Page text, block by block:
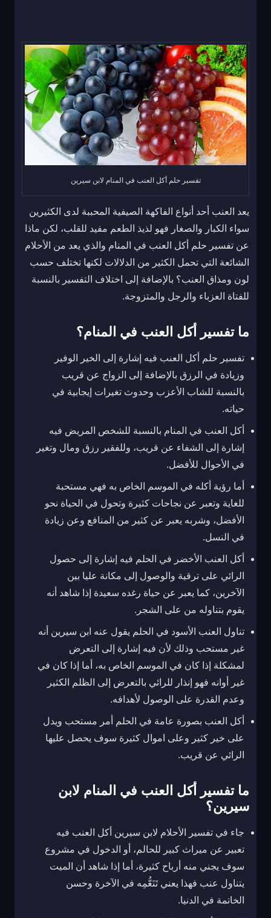
تفسير حلم أكل العنب في المنام لابن سيرين
يعد العنب أحد أنواع الفاكهة الصيفية المحببة لدى الكثيرين
سواء الكبار والصغار فهو لذيذ الطعم مفيد للقلب، لكن ماذا
عن تفسير حلم أكل العنب في المنام والذي يعد من الأحلام
الشائعة التي تحمل الكثير من الدلالات لكنها تختلف حسب
لون ومذاق العنب؟ بالإضافة إلى اختلاف التفسير بالنسبة
للفتاة العزباء والرجل والمتزوجة.
ما تفسير أكل العنب في المنام؟
تفسير حلم أكل العنب فيه إشارة إلى الخير الوفير
وزيادة في الرزق بالإضافة إلى الزواج عن قريب
بالنسبة للشاب الأعزب وحدوث تغيرات إيجابية في
حياته.
أكل العنب في المنام بالنسبة للشخص المريض فيه
إشارة إلى الشفاء عن قريب، وللفقير رزق ومال وتغير
في الأحوال للأفضل.
أما رؤية أكله في الموسم الخاص به فهي مستحبة
للغاية وتعبر عن نجاحات كثيرة وتحول في الحياة نحو
الأفضل، وشربه يعبر عن كثير من المنافع وعن زيادة
في النسل.
أكل العنب الأخضر في الحلم فيه إشارة إلى حصول
الرائي على ترقية والوصول إلى مكانة عليا بين
الآخرين، كما يعبر عن حياة رغده سعيدة إذا شاهد أنه
يقوم بتناوله من على الشجر.
تناول العنب الأسود في الحلم يقول عنه ابن سيرين أنه
غير مستحب وذلك لأن فيه إشارة إلى التعرض
لمشكلة إذا كان في الموسم الخاص به، أما إذا كان في
غير أوانه فهو إنذار للرائي بالتعرض إلى الظلم الكثير
وعدم القدرة على الوصول لأهدافه.
أكل العنب بصورة عامة في الحلم أمر مستحب ويدل
على خير كثير وعلى اموال كثيرة سوف يحصل عليها
الرائي عن قريب.
ما تفسير أكل العنب في المنام لابن
سيرين؟
جاء في تفسير الأحلام لابن سيرين أكل العنب فيه
تعبير عن ميراث كبير للحالم، أو الدخول في مشروع
سوف يجني منه أرباح كثيرة، أما إذا شاهد أن الميت
يتناول عنب فهذا يعني تَنَعُّمِه في الآخرة وحسن
الخاتمة في الدنيا.